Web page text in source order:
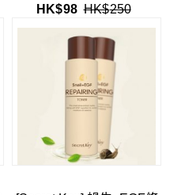
HK$98 HK$250